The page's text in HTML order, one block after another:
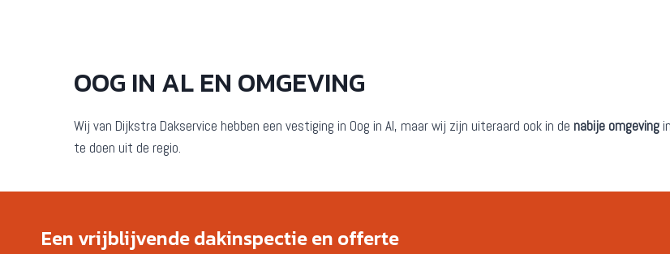
OOG IN AL EN OMGEVING
Wij van Dijkstra Dakservice hebben een vestiging in Oog in Al, maar wij zijn uiteraard ook in de nabije omgeving
te doen uit de regio.
Een vrijblijvende dakinspectie en offerte